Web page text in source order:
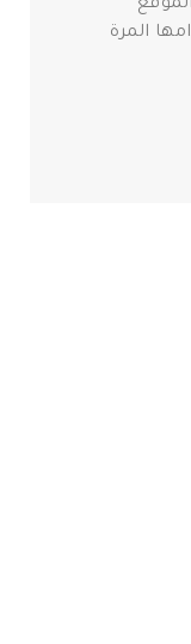
المرة